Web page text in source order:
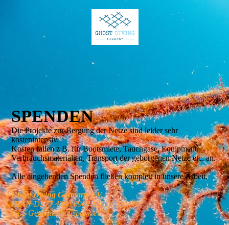
SPENDEN
Die Projekte zur Bergung der Netze sind leider sehr
kostenintensiv.
Kosten fallen z.B. für Bootsmiete, Tauchgase, Equipment,
Verbrauchsmaterialien, Transport der geborgenen Netze etc. an.
Alle eingehenden Spenden fließen komplett in unsere Arbeit.
Ghost Diving Germany e.V.
IBANDE77 4306 0967 1260 5090 00
GLS Gemeinschaftsbank eG